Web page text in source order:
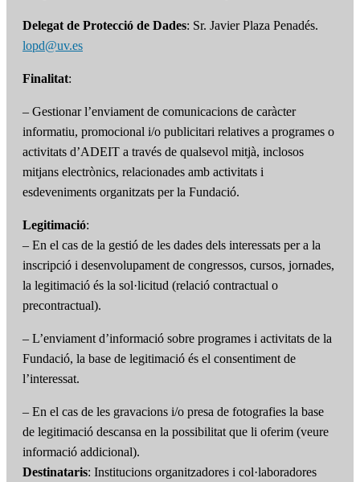
Delegat de Protecció de Dades: Sr. Javier Plaza Penadés.
lopd@uv.es
Finalitat:
– Gestionar l’enviament de comunicacions de caràcter
informatiu, promocional i/o publicitari relatives a programes o
activitats d’ADEIT a través de qualsevol mitjà, inclosos
mitjans electrònics, relacionades amb activitats i
esdeveniments organitzats per la Fundació.
Legitimació:
– En el cas de la gestió de les dades dels interessats per a la
inscripció i desenvolupament de congressos, cursos, jornades,
la legitimació és la sol·licitud (relació contractual o
precontractual).
– L’enviament d’informació sobre programes i activitats de la
Fundació, la base de legitimació és el consentiment de
l’interessat.
– En el cas de les gravacions i/o presa de fotografies la base
de legitimació descansa en la possibilitat que li oferim (veure
informació addicional).
Destinataris: Institucions organitzadores i col·laboradores